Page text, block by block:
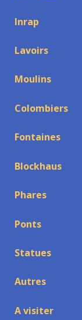
Inrap
Lavoirs
Moulins
Colombiers
Fontaines
Blockhaus
Phares
Ponts
Statues
Autres
A visiter